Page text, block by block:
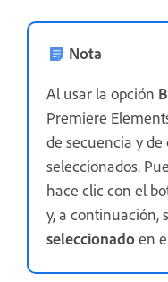
Nota
Al usar la opción
Premiere
de secuencia y de
seleccionados.
hace clic con el
y, a continuación,
seleccionadoen